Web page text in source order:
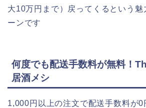
大10万円まで）戻ってくるという魅
ーンです
何度でも配送手数料が無料！
居酒メシ
1,000円以上の注文で配送手数料が0